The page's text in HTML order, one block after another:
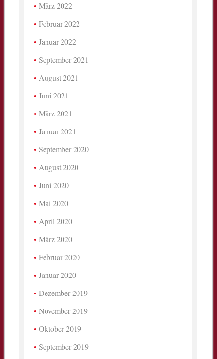
März 2022
Februar 2022
Januar 2022
September 2021
August 2021
Juni 2021
März 2021
Januar 2021
September 2020
August 2020
Juni 2020
Mai 2020
April 2020
März 2020
Februar 2020
Januar 2020
Dezember 2019
November 2019
Oktober 2019
September 2019